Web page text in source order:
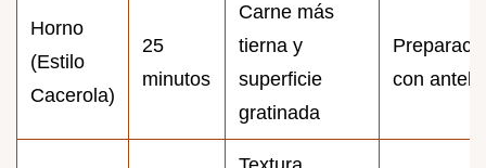
Horno
(Estilo
Cacerola)
25
minutos
Carne más
tierna y
superficie
gratinada
con